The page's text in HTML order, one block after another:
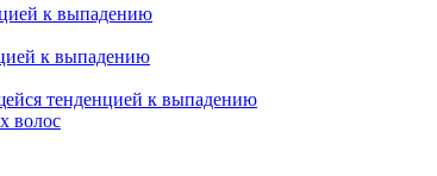
к выпадению
к выпадению
тенденцией к выпадению
волос